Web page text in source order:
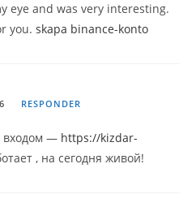
eye and was very interesting.
you. skapa binance-konto
RESPONDER
входом — https://kizdar-
, на сегодня живой!